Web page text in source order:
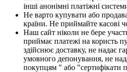
інші анонімні платіжні
Не варто купувати або
країни. Не приймайте касові
Наш сайт ніколи не бере
приймає платежі на користь
здійснює доставку, не надає
умовного депонування, не
покупцям " або "сертифікати